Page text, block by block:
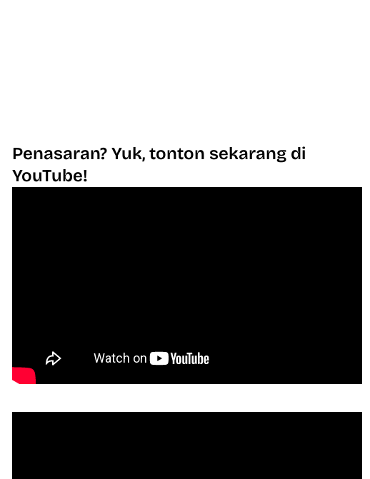
Penasaran? Yuk, tonton sekarang di
YouTube!